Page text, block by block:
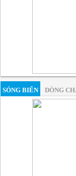
SÓNG BIỂN DÒNG